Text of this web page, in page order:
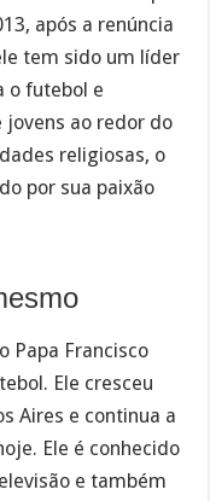
após a renúncia
tem sido um líder
o futebol e
ao redor do
religiosas, o
por sua paixão
Papa Francisco
Ele cresceu
Aires e continua a
Ele é conhecido
e também